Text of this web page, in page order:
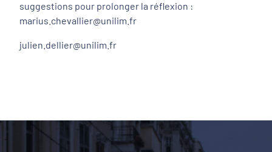
suggestions pour prolonger la réflexion :
marius.chevallier@unilim.fr
julien.dellier@unilim.fr